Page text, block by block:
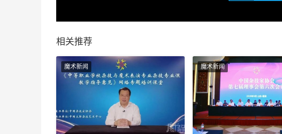
相关推荐
魔术新闻 魔术新闻